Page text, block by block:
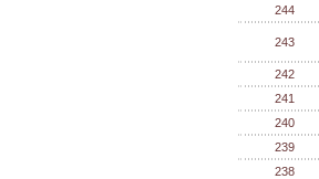
244
243
242
241
240
239
238